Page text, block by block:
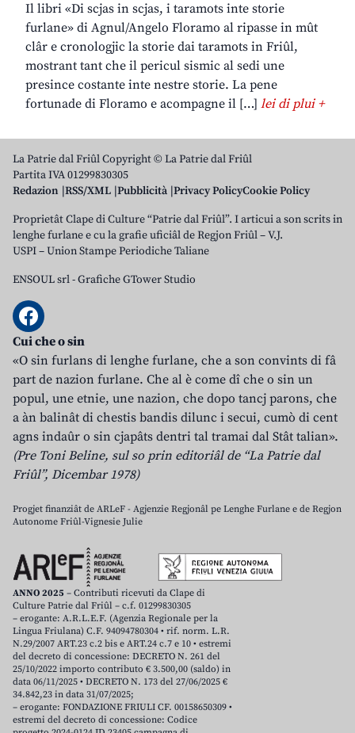
Il libri «Di scjas in scjas, i taramots inte storie
furlane» di Agnul/Angelo Floramo al ripasse in mût
clâr e cronologjic la storie dai taramots in Friûl,
mostrant tant che il pericul sismic al sedi une
presince costante inte nestre storie. La pene
fortunade di Floramo e acompagne il […] lei di plui +
La Patrie dal Friûl Copyright © La Patrie dal Friûl
Partita IVA 01299830305
Redazion RSS/XML Pubblicità Privacy PolicyCookie Policy
Proprietât Clape di Culture “Patrie dal Friûl”. I articui a son scrits in
lenghe furlane e cu la grafie uficiâl de Regjon Friûl – V.J.
USPI – Union Stampe Periodiche Taliane
ENSOUL srl-Grafiche GTower Studio
Cui che o sin
«O sin furlans di lenghe furlane, che a son convints di fâ
part de nazion furlane. Che al è come dî che o sin un
popul, une etnie, une nazion, che dopo tancj parons, che
a àn balinât di chestis bandis dilunc i secui, cumò di cent
agns indaûr o sin cjapâts dentri tal tramai dal Stât talian».
(Pre Toni Beline, sul so prin editoriâl de “La Patrie dal
Friûl”, Dicembar 1978)
Progjet finanziât de ARLeF - Agjenzie Regjonâl pe Lenghe Furlane e de Regjon
Autonome Friûl-Vignesie Julie
ANNO 2025 – Contributi ricevuti da Clape di
Culture Patrie dal Friûl – c.f. 01299830305
– erogante: A.R.L.E.F. (Agenzia Regionale per la
Lingua Friulana) C.F. 94094780304 • rif. norm. L.R.
N.29/2007 ART.23 c.2 bis e ART.24 c.7 e 10 • estremi
del decreto di concessione: DECRETO N. 261 del
25/10/2022 importo contributo € 3.500,00 (saldo) in
data 06/11/2025 • DECRETO N. 173 del 27/06/2025 €
34.842,23 in data 31/07/2025;
– erogante: FONDAZIONE FRIULI CF. 00158650309 •
estremi del decreto di concessione: Codice